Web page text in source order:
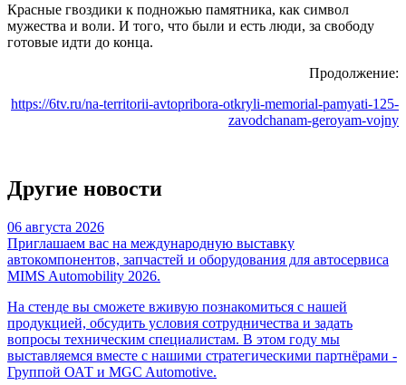
Красные гвоздики к подножью памятника, как символ
мужества и воли. И того, что были и есть люди, за свободу
готовые идти до конца.
Продолжение:
https://6tv.ru/na-territorii-avtopribora-otkryli-memorial-pamyati-125-
zavodchanam-geroyam-vojny
Другие новости
06 августа 2026
Приглашаем вас на международную выставку
автокомпонентов, запчастей и оборудования для автосервиса
MIMS Automobility 2026.
На стенде вы сможете вживую познакомиться с нашей
продукцией, обсудить условия сотрудничества и задать
вопросы техническим специалистам. В этом году мы
выставляемся вместе с нашими стратегическими партнёрами -
Группой ОАТ и MGC Automotive.